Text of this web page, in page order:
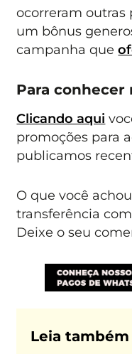
ocorreram outras
um bônus
campanha que
Para conhecer
Clicando aqui
promoções para
publicamos
O que você
transferência
Deixe o seu
Leia também